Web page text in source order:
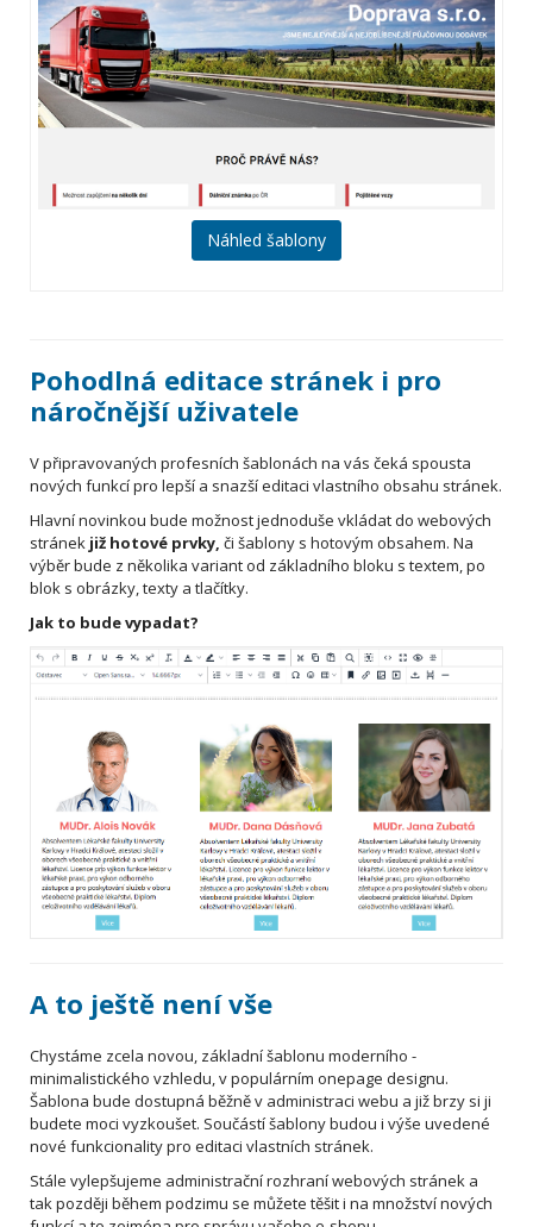
Náhled šablony
Pohodlná editace stránek i pro
náročnější uživatele
V připravovaných profesních šablonách na vás čeká spousta
nových funkcí pro lepší a snazší editaci vlastního obsahu stránek.
Hlavní novinkou bude možnost jednoduše vkládat do webových
stránek již hotové prvky, či šablony s hotovým obsahem. Na
výběr bude z několika variant od základního bloku s textem, po
blok s obrázky, texty a tlačítky.
Jak to bude vypadat?
A to ještě není vše
Chystáme zcela novou, základní šablonu moderního -
minimalistického vzhledu, v populárním onepage designu.
Šablona bude dostupná běžně v administraci webu a již brzy si ji
budete moci vyzkoušet. Součástí šablony budou i výše uvedené
nové funkcionality pro editaci vlastních stránek.
Stále vylepšujeme administrační rozhraní webových stránek a
tak později během podzimu se můžete těšit i na množství nových